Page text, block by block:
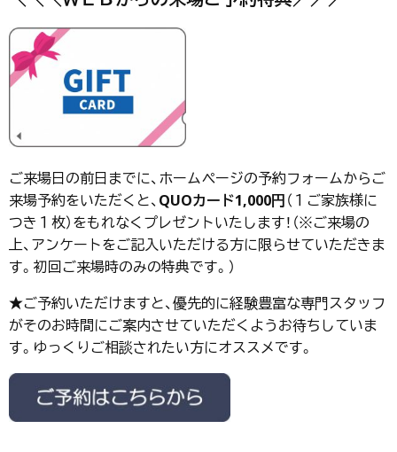
ご来場日の前日までに、ホームページの予約フォームからご
来場予約をいただくと、QUOカード1,000円（１ご家族様に
つき１枚）をもれなくプレゼントいたします！（※ご来場の
上、アンケートをご記入いただける方に限らせていただきま
す。初回ご来場時のみの特典です。）
★ご予約いただけますと、優先的に経験豊富な専門スタッフ
がそのお時間にご案内させていただくようお待ちしていま
す。ゆっくりご相談されたい方にオススメです。